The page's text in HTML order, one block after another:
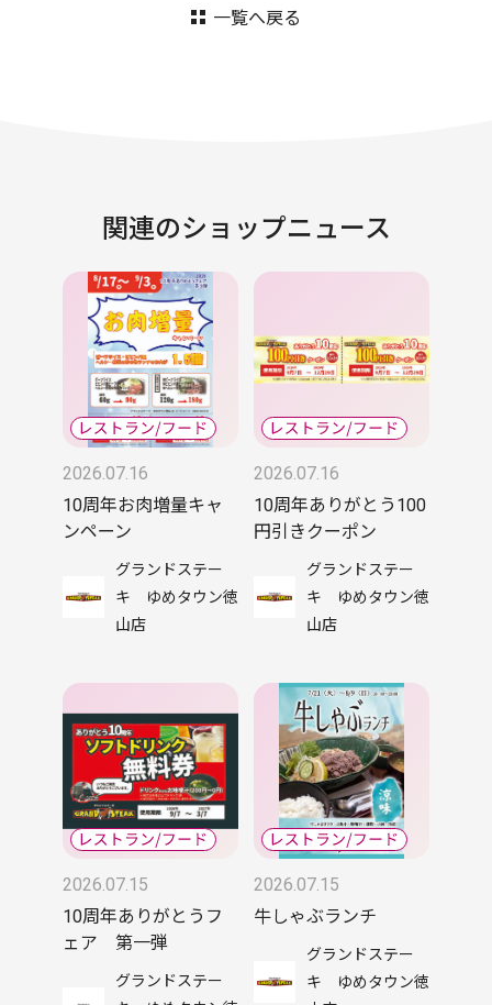
一覧へ戻る
関連のショップニュース
2026.07.16
10周年お肉増量キャ
ンペーン
グランドステー
キ ゆめタウン徳
山店
2026.07.16
10周年ありがとう100
円引きクーポン
グランドステー
キ ゆめタウン徳
山店
2026.07.15
10周年ありがとうフ
ェア 第一弾
グランドステー
2026.07.15
牛しゃぶランチ
グランドステー
キ ゆめタウン徳